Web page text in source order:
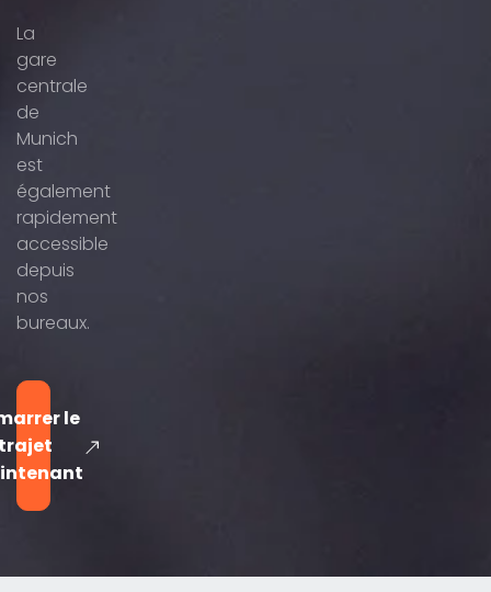
La
gare
centrale
de
Munich
est
également
rapidement
accessible
depuis
nos
bureaux.
le